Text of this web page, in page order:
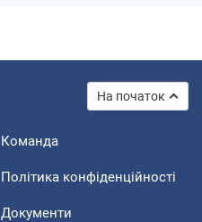
На початок
Команда
Політика конфіденційності
Документи